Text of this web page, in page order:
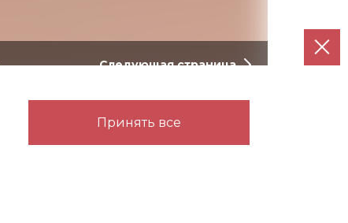
Следующая страница
пространства. Навесная
выдвижными корзинами в трёх
Принять все